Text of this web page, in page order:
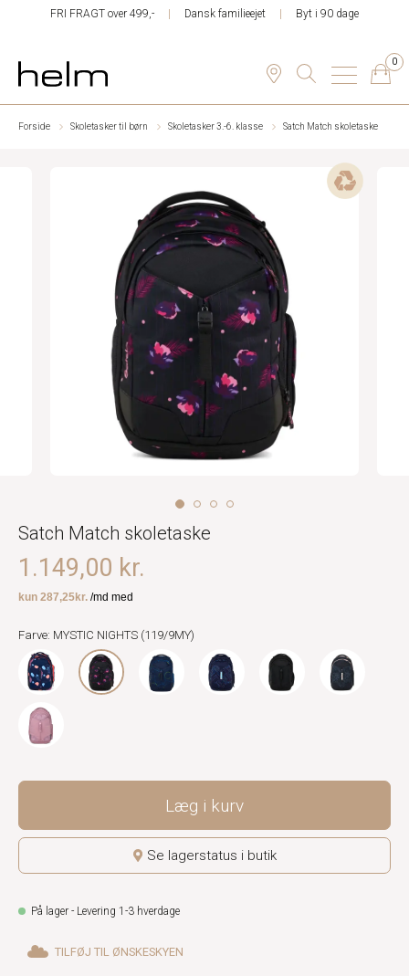
FRI FRAGT over 499,- Dansk familieejet Byt i 90 dage
0
Forside Skoletasker til børn Skoletasker 3.-6. klasse Satch Match skoletaske
Satch Match skoletaske
1.149,00 kr.
Farve: MYSTIC NIGHTS (119/9MY)
Læg i kurv
Se lagerstatus i butik
På lager - Levering 1-3 hverdage
TILFØJ TIL ØNSKESKYEN